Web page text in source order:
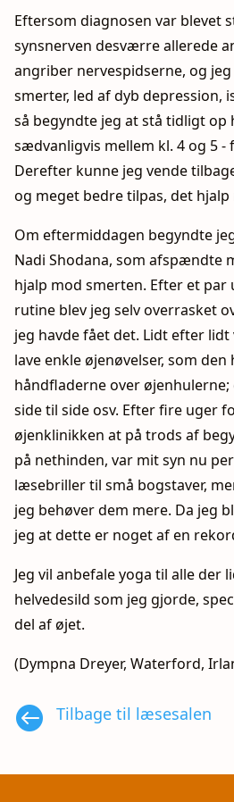
Eftersom diagnosen var blevet
synsnerven desværre allerede
angriber nervespidserne, og
smerter, led af dyb depression,
så begyndte jeg at stå tidligt op
sædvanligvis mellem kl. 4 og 5 -
Derefter kunne jeg vende
og meget bedre tilpas, det hjalp
Om eftermiddagen begyndte
Nadi Shodana, som afspændte
hjalp mod smerten. Efter et par
rutine blev jeg selv overrasket
jeg havde fået det. Lidt efter
lave enkle øjenøvelser, som
håndfladerne over
side til side osv. Efter fire uger
øjenklinikken at på trods af
på nethinden, var mit syn nu
læsebriller til små bogstaver,
jeg behøver dem mere. Da jeg
jeg at dette er noget af en
Jeg vil anbefale yoga til alle der
helvedesild som jeg gjorde,
del af øjet.
(Dympna Dreyer, Waterford,
 Tilbage til læsesalen